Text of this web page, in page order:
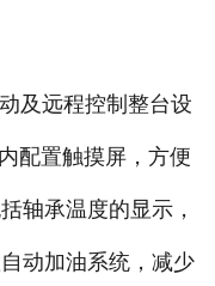
及远程控制整台设
配置触摸屏，方便
轴承温度的显示，
动加油系统，减少